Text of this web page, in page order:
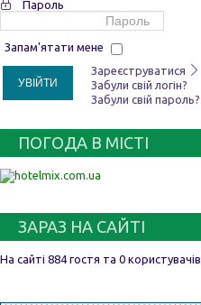
Пароль
Запам'ятати мене
УВІЙТИ
Зареєструватися
Забули свій логін?
Забули свій пароль?
ПОГОДА В МІСТІ
ЗАРАЗ НА САЙТІ
На сайті 884 гостя та 0 користувачів